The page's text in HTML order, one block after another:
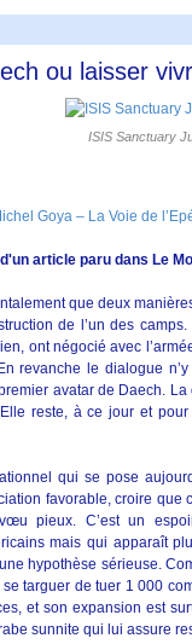
ou laisser
ISIS Sanctuary
Goya – La Voie de
article paru dans Le
que deux
de l’un des
ont négocié avec
revanche le dialogue
avatar de Daech.
reste, à ce jour et
qui se pose
favorable, croire que
pieux. C’est un
mais qui apparaît
hypothèse sérieuse.
targuer de tuer 1 000
et son expansion est
sunnite qui lui assure